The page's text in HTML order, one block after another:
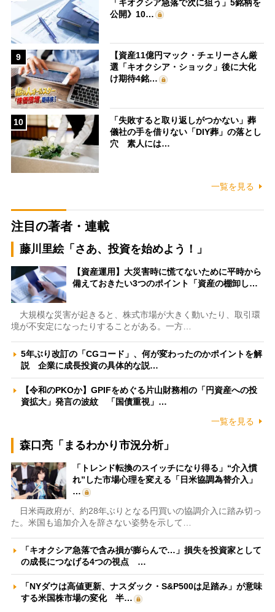
「キオクシア急落で次に狙う」5銘柄を
公開》10…
9
【資産11億円マック・チェリーさん厳
選「キオクシア・ショック」後に大化
け期待4銘…
10
「失敗すると取り返しがつかない」葬
儀社の手を借りない「DIY葬」の落とし
穴 素人には…
一覧を見る
注目の著者・連載
藤川里絵「さあ、投資を始めよう！」
【資産運用】大災害時に慌てないために平時から
備えておきたい3つのポイント「資産の棚卸し…
大規模な災害が起きると、株式市場が大きく動いたり、取引環
境が不安定になったりすることがある。一方…
5年ぶり改訂の「CGコード」、何が変わったのかポイントを解
説 企業に成長投資の具体的な説…
【令和のPKOか】GPIFをめぐる片山財務相の「円資産への投
資拡大」発言の波紋 「国債重視」…
一覧を見る
森口亮「まるわかり市況分析」
「トレンド転換のスイッチになり得る」“介入慣
れ”した市場心理を変える「日米協調為替介入」
…
日米両政府が、約28年ぶりとなる円買いの協調介入に踏み切っ
た。米国も追加介入を辞さない姿勢を示して…
「キオクシア急落で含み損が膨らんで…」損失を投資家として
の成長につなげる4つの視点 …
「NYダウは高値更新、ナスダック・S&P500は足踏み」が意味
する米国株市場の変化 半…